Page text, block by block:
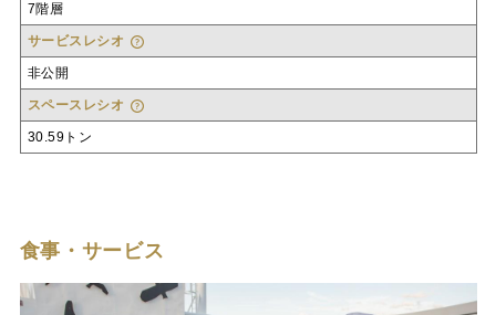
7階層
サービスレシオ
非公開
スペースレシオ
30.59トン
食事・サービス